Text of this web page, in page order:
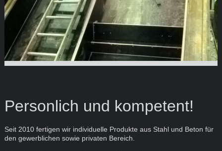
Personlich und kompetent!
Seit 2010 fertigen wir individuelle Produkte aus Stahl und Beton für
den gewerblichen sowie privaten Bereich.